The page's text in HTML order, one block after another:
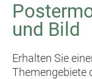
und Bild
Erhalten Sie
Themengebiete